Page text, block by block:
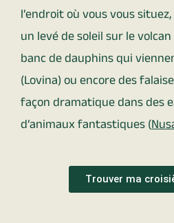
l’endroit où vous vous
un levé de soleil sur le
banc de dauphins qui
(Lovina) ou encore des
façon dramatique dans des
d’animaux fantastiques (
Trouver ma